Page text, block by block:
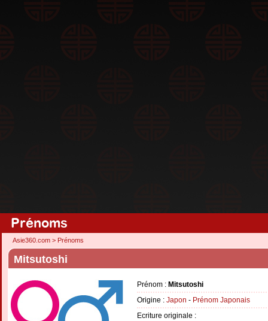
Prénoms
Asie360.com > Prénoms
Mitsutoshi
Prénom : Mitsutoshi
Origine : Japon - Prénom Japonais
Ecriture originale :